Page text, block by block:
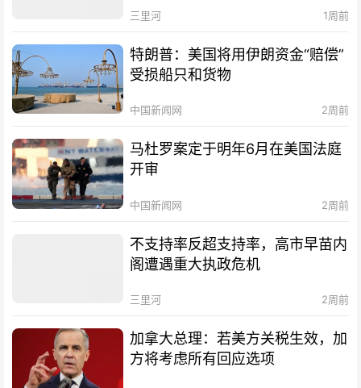
三里河 1周前
特朗普：美国将用伊朗资金“赔偿”
受损船只和货物
中国新闻网 2周前
马杜罗案定于明年6月在美国法庭
开审
中国新闻网 2周前
不支持率反超支持率，高市早苗内
阁遭遇重大执政危机
三里河 2周前
加拿大总理：若美方关税生效，加
方将考虑所有回应选项